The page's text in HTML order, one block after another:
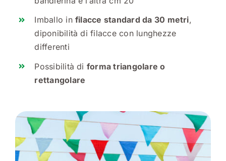
Imballo infilacce standard da 30 metri,
diponibilità di filacce con lunghezze
differenti
Possibilità di forma triangolare o
rettangolare